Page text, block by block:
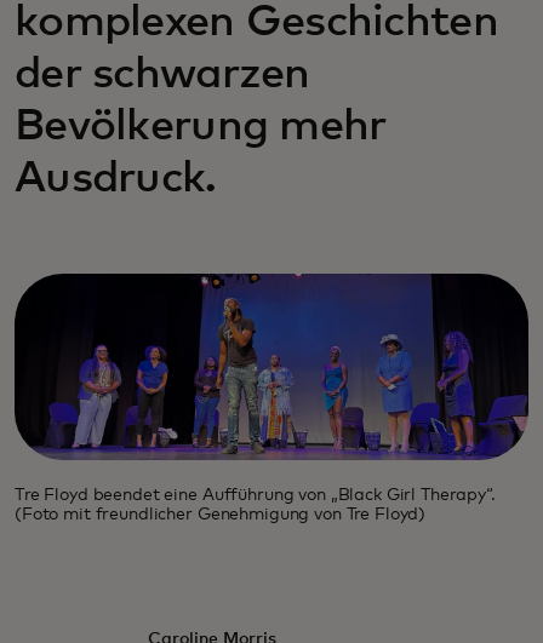
komplexen Geschichten
der schwarzen
Bevölkerung mehr
Ausdruck.
Tre Floyd beendet eine Aufführung von „Black Girl Therapy“.
(Foto mit freundlicher Genehmigung von Tre Floyd)